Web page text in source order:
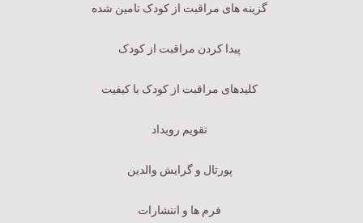
گزینه های مراقبت از کودک تامین شده
پیدا کردن مراقبت از کودک
کلیدهای مراقبت از کودک با کیفیت
تقویم رویداد
پورتال و گرایش والدین
فرم ها و انتشارات